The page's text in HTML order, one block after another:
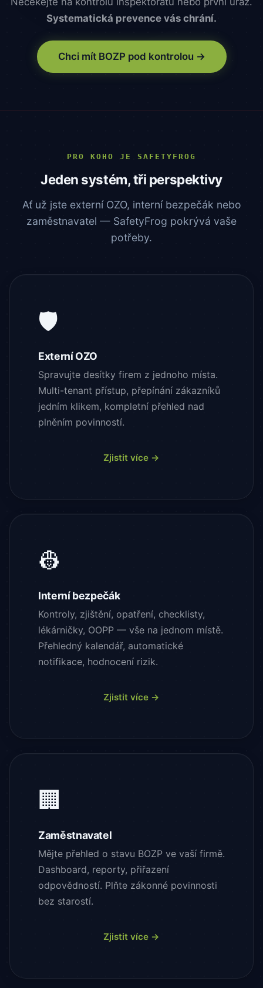
Systematická prevence vás chrání.
Chci mít BOZP pod kontrolou →
PRO KOHO JE SAFETYFROG
Jeden systém, tři perspektivy
Ať už jste externí OZO, interní bezpečák nebo
zaměstnavatel — SafetyFrog pokrývá vaše
potřeby.
🛡️
Externí OZO
Spravujte desítky firem z jednoho místa.
Multi-tenant přístup, přepínání zákazníků
jedním klikem, kompletní přehled nad
plněním povinností.
Zjistit více →
👷
Interní bezpečák
Kontroly, zjištění, opatření, checklisty,
lékárničky, OOPP — vše na jednom místě.
Přehledný kalendář, automatické
notifikace, hodnocení rizik.
Zjistit více →
🏢
Zaměstnavatel
Mějte přehled o stavu BOZP ve vaší firmě.
Dashboard, reporty, přiřazení
odpovědností. Plňte zákonné povinnosti
bez starostí.
Zjistit více →